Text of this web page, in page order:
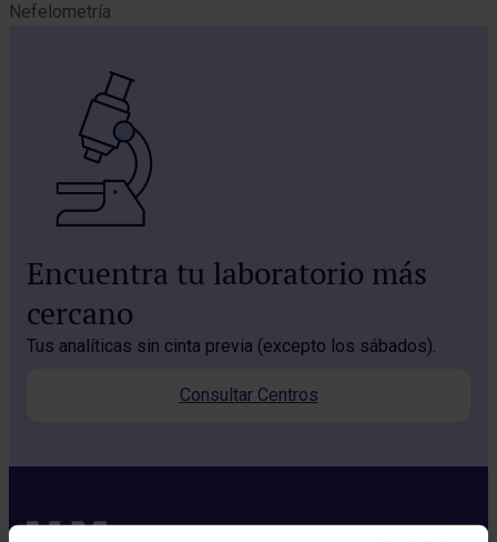
Nefelometría
Encuentra tu laboratorio más
cercano
Tus analíticas sin cinta previa (excepto los sábados).
Consultar Centros